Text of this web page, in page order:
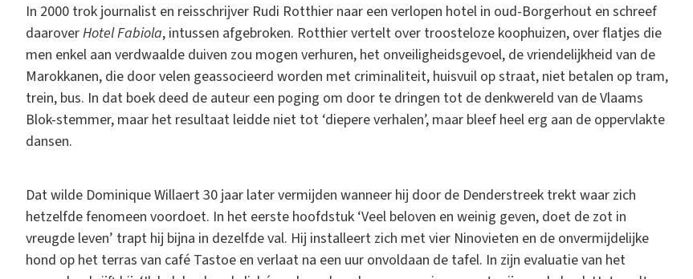
In 2000 trok journalist en reisschrijver Rudi Rotthier naar een verlopen hotel in oud-Borgerhout en schreef
daaroverHotel Fabiola, intussen afgebroken. Rotthier vertelt over troosteloze koophuizen, over flatjes die
men enkel aan verdwaalde duiven zou mogen verhuren, het onveiligheidsgevoel, de vriendelijkheid van de
Marokkanen, die door velen geassocieerd worden met criminaliteit, huisvuil op straat, niet betalen op tram,
trein, bus. In dat boek deed de auteur een poging om door te dringen tot de denkwereld van de Vlaams
Blok-stemmer, maar het resultaat leidde niet tot ‘diepere verhalen’, maar bleef heel erg aan de oppervlakte
dansen.
Dat wilde Dominique Willaert 30 jaar later vermijden wanneer hij door de Denderstreek trekt waar zich
hetzelfde fenomeen voordoet. In het eerste hoofdstuk ‘Veel beloven en weinig geven, doet de zot in
vreugde leven’ trapt hij bijna in dezelfde val. Hij installeert zich met vier Ninovieten en de onvermijdelijke
hond op het terras van café Tastoe en verlaat na een uur onvoldaan de tafel. In zijn evaluatie van het